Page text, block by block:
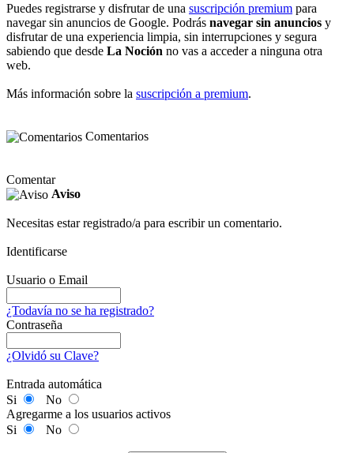
Puedes registrarse y disfrutar de una suscripción premium para
navegar sin anuncios de Google. Podrás navegar sin anuncios y
disfrutar de una experiencia limpia, sin interrupciones y segura
sabiendo que desde La Noción no vas a acceder a ninguna otra
web.
Más información sobre la suscripción a premium.
Comentarios
Comentar
Aviso
Necesitas estar registrado/a para escribir un comentario.
Identificarse
Usuario o Email
¿Todavía no se ha registrado?
Contraseña
¿Olvidó su Clave?
Entrada automática
Si
No
Agregarme a los usuarios activos
Si
No